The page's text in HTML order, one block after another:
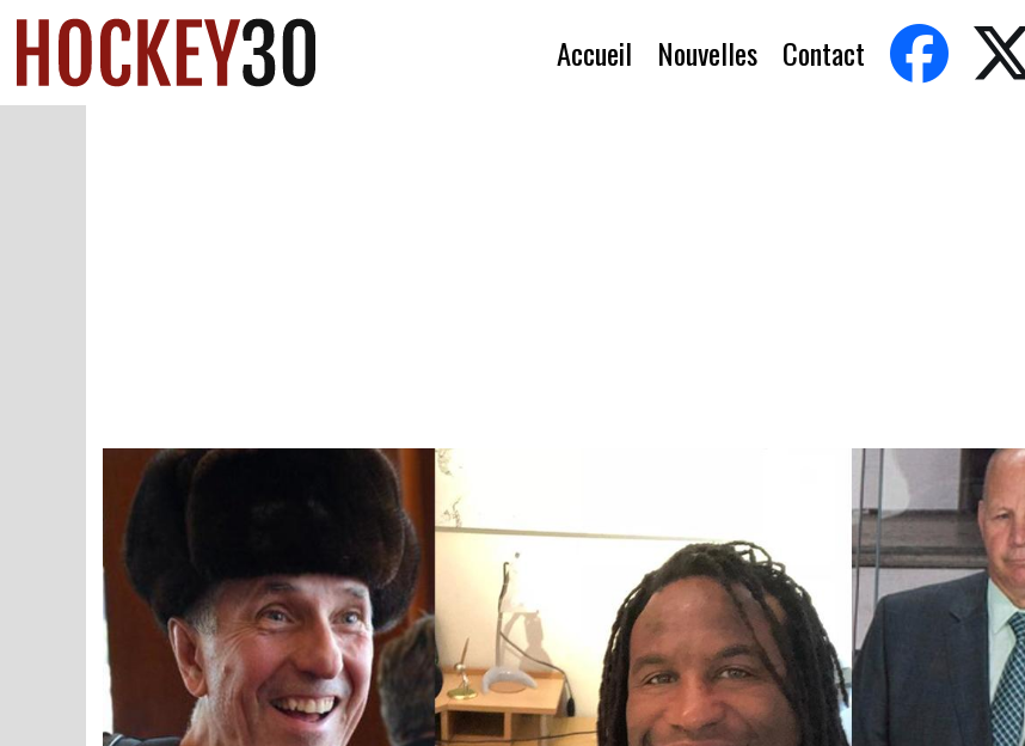
Accueil Nouvelles Contact